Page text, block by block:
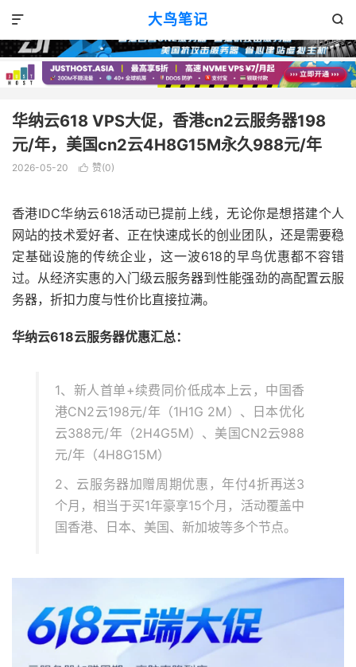
大鸟笔记 

VPS优惠
华纳云618 VPS大促，香港cn2云服务器198
元/年，美国cn2云4H8G15M永久988元/年
2026-05-20  赞(0)
香港IDC华纳云618活动已提前上线，无论你是想搭建个人
网站的技术爱好者、正在快速成长的创业团队，还是需要稳
定基础设施的传统企业，这一波618的早鸟优惠都不容错
过。从经济实惠的入门级云服务器到性能强劲的高配置云服
务器，折扣力度与性价比直接拉满。
华纳云618云服务器优惠汇总：
1、新人首单+续费同价低成本上云，中国香
港CN2云198元/年（1H1G 2M）、日本优化
云388元/年（2H4G5M）、美国CN2云988
元/年（4H8G15M）
2、云服务器加赠周期优惠，年付4折再送3
个月，相当于买1年豪享15个月，活动覆盖中
国香港、日本、美国、新加坡等多个节点。